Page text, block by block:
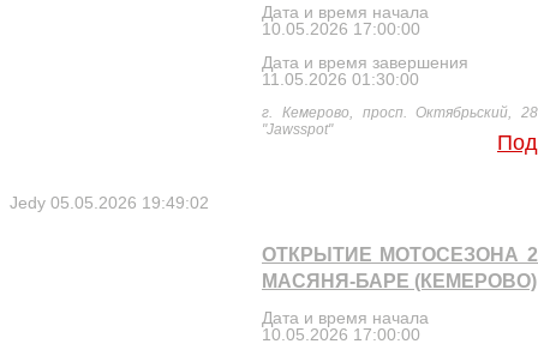
Дата и время начала
10.05.2026 17:00:00
Дата и время завершения
11.05.2026 01:30:00
г. Кемерово, просп. Октябрьский,
"Jawsspot"
Jedy 05.05.2026 19:49:02
ОТКРЫТИЕ МОТОСЕЗОНА
МАСЯНЯ-БАРЕ (КЕМЕРОВО)
Дата и время начала
10.05.2026 17:00:00